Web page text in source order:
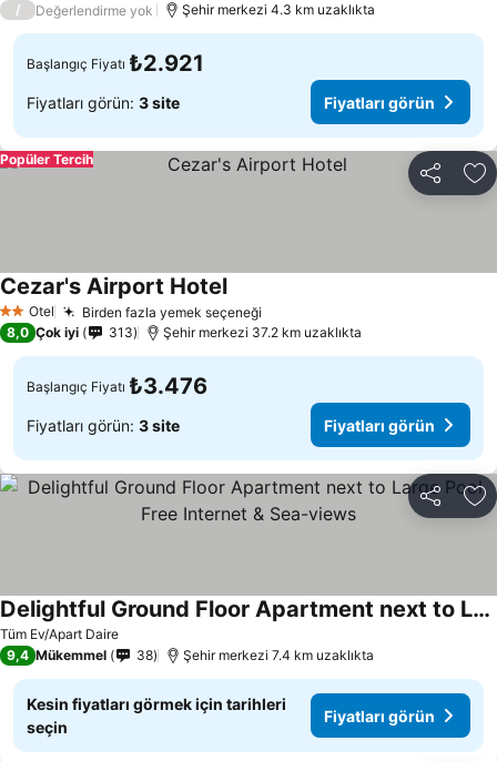
/ Değerlendirme yok Şehir merkezi 4.3 km uzaklıkta
Başlangıç Fiyatı ₺2.921
Fiyatları görün: 3 site Fiyatları görün
Paylaş
Popüler Tercih
2 Yıldız
Otel Birden fazla yemek seçeneği
Cezar's Airport Hotel
8,0 Çok iyi 313 Şehir merkezi 37.2 km uzaklıkta
Başlangıç Fiyatı ₺3.476
Fiyatları görün: 3 site Fiyatları görün
Paylaş
Tüm Ev/Apart Daire
Delightful Ground Floor Apartment next to Large Pool, Free Internet & Sea-views
9,4 Mükemmel 38 Şehir merkezi 7.4 km uzaklıkta
Kesin fiyatları görmek için tarihleri
seçin
Fiyatları görün